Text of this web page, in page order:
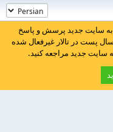
به سایت جدید پرسش و پاسخ
پست در تالار غیرفعال شده
جدید مراجعه کنید.